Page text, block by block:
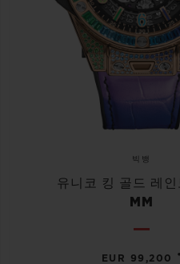
빅뱅
유니코 킹 골드 레
MM
EUR 99,200 •